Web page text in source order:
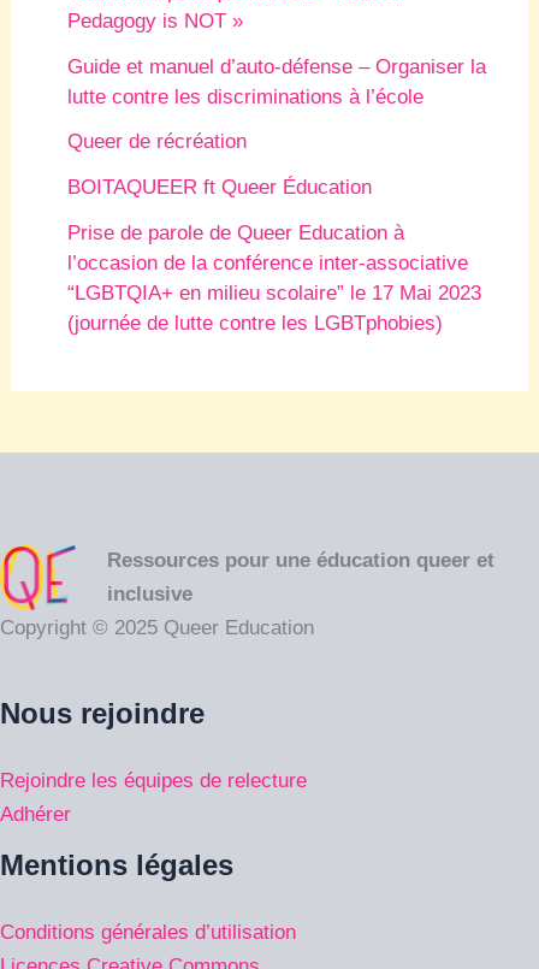
Pedagogy is NOT »
Guide et manuel d’auto-défense – Organiser la
lutte contre les discriminations à l’école
Queer de récréation
BOITAQUEER ft Queer Éducation
Prise de parole de Queer Education à
l’occasion de la conférence inter-associative
“LGBTQIA+ en milieu scolaire” le 17 Mai 2023
(journée de lutte contre les LGBTphobies)
Ressources pour une éducation queer et
inclusive
Copyright © 2025 Queer Education
Nous rejoindre
Rejoindre les équipes de relecture
Adhérer
Mentions légales
Conditions générales d’utilisation